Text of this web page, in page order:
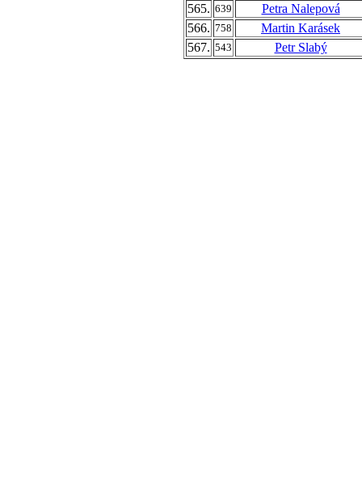
565. 639
Petra Nalepová
566. 758
Martin Karásek
567. 543 Petr Slabý